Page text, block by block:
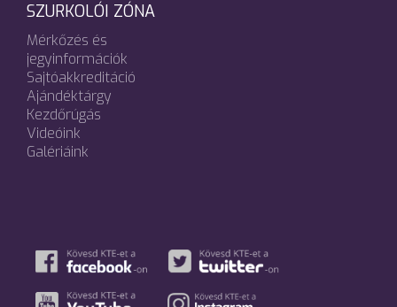
SZURKOLÓI ZÓNA
Mérkőzés és
jegyinformációk
Sajtóakkreditáció
Ajándéktárgy
Kezdőrúgás
Videóink
Galériáink